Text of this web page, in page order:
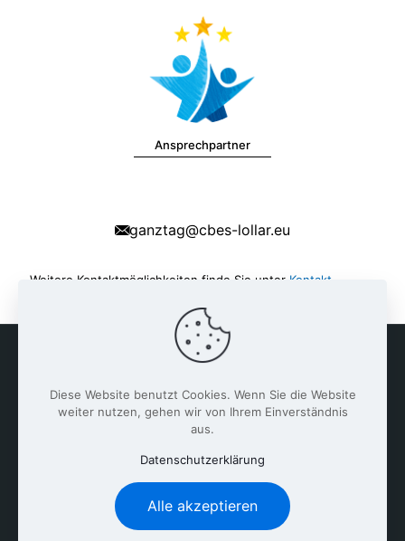
Ansprechpartner
ganztag@cbes-lollar.eu
Weitere Kontaktmöglichkeiten finde Sie unter Kontakt,
Clemens-Brentano-Europaschule
Diese Website benutzt Cookies. Wenn Sie die Website
weiter nutzen, gehen wir von Ihrem Einverständnis
aus.
Datenschutzerklärung
Alle akzeptieren